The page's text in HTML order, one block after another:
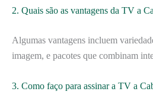
2. Quais são as vantagens da TV a
Algumas vantagens incluem
imagem, e pacotes que combinam
3. Como faço para assinar a TV a